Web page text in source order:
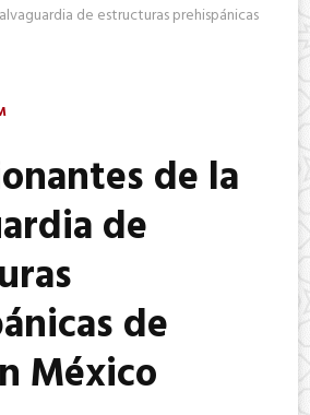
de estructuras prehispánicas
de la
de
de
México